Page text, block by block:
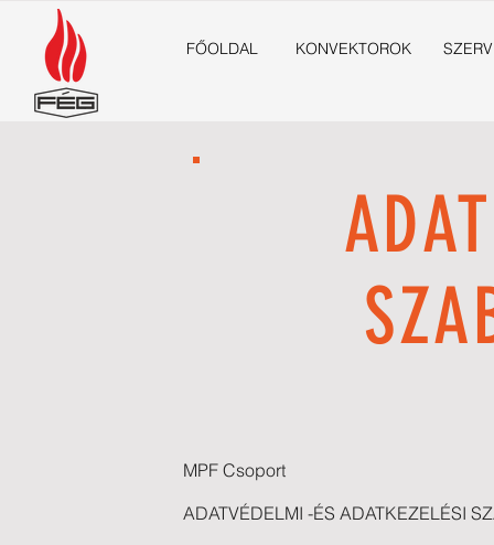
FŐOLDAL KONVEKTOROK
MPF Csoport
ADATVÉDELMI -ÉS ADATKEZELÉSI